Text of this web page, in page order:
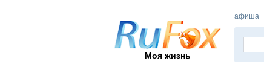
Моя жизнь
афиша